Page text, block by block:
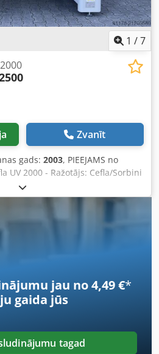
1 /7
Zvanīt
gads: 2003, PIEEJAMS no
UV 2000 - Ražotājs: Cefla/Sorbini
UV 2000 M2 / TTE2500 -
platums: 1.300 mm (1.445
± 40 mm - Vadības puse: labā -
mm - Lampu skaits no augšas: 2
2 gab. - Piemērots
gallija lampām - Lampu
transports - Garums: 2.500
V / 50 Hz - Kopējais elektriskais
- Sprieguma svārstības max.
jau no 4,49 €*
gaida jūs
tagad